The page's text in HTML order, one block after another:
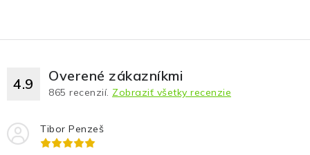
4.9 Overené zákazníkmi
865 recenzií. Zobraziť všetky recenzie
Tibor Penzeš